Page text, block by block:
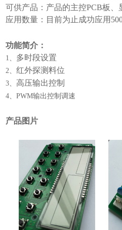
可供产品：产品的主控PCB板、
应用数量：目前为止成功应用
功能简介：
1、 多时段设置
2、 红外探测料位
3、 高压输出控制
4、PWM输出控制调速
产品图片